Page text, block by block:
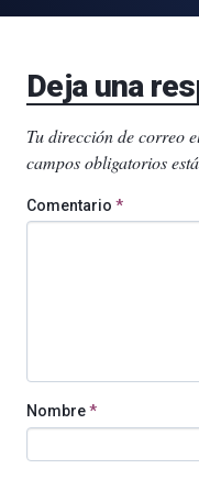
Deja una
Tu dirección de correo
campos obligatorios
Comentario *
Nombre*